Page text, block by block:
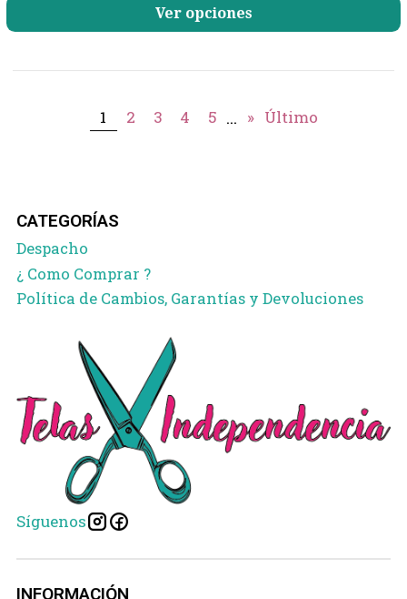
Ver opciones
1 2 3 4 5 ... » Último
CATEGORÍAS
Despacho
¿ Como Comprar ?
Política de Cambios, Garantías y Devoluciones
Síguenos
INFORMACIÓN